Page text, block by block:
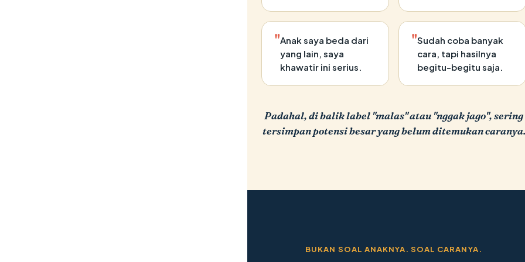
"Anak saya beda dari
yang lain, saya
khawatir ini serius.
"Sudah coba banyak
cara, tapi hasilnya
begitu-begitu saja.
Padahal, di balik label "malas" atau "nggak jago", sering
tersimpan potensi besar yang belum ditemukan caranya.
BUKAN SOAL ANAKNYA. SOAL CARANYA.